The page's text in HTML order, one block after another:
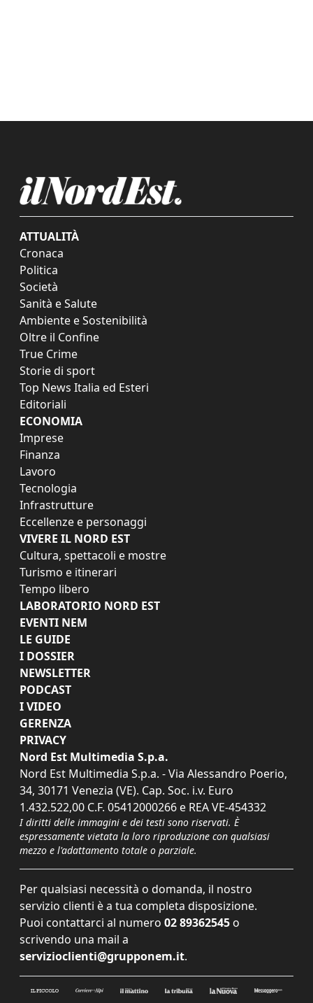
ATTUALITÀ
Cronaca
Politica
Società
Sanità e Salute
Ambiente e Sostenibilità
Oltre il Confine
True Crime
Storie di sport
Top News Italia ed Esteri
Editoriali
ECONOMIA
Imprese
Finanza
Lavoro
Tecnologia
Infrastrutture
Eccellenze e personaggi
VIVERE IL NORD EST
Cultura, spettacoli e mostre
Turismo e itinerari
Tempo libero
LABORATORIO NORD EST
EVENTI NEM
LE GUIDE
I DOSSIER
NEWSLETTER
PODCAST
I VIDEO
GERENZA
PRIVACY
Nord Est Multimedia S.p.a.
Nord Est Multimedia S.p.a. - Via Alessandro Poerio,
34, 30171 Venezia (VE). Cap. Soc. i.v. Euro
1.432.522,00 C.F. 05412000266 e REA VE-454332
I diritti delle immagini e dei testi sono riservati. È
espressamente vietata la loro riproduzione con qualsiasi
mezzo e l'adattamento totale o parziale.
Per qualsiasi necessità o domanda, il nostro
servizio clienti è a tua completa disposizione.
Puoi contattarci al numero 02 89362545 o
scrivendo una mail a
servizioclienti@grupponem.it.